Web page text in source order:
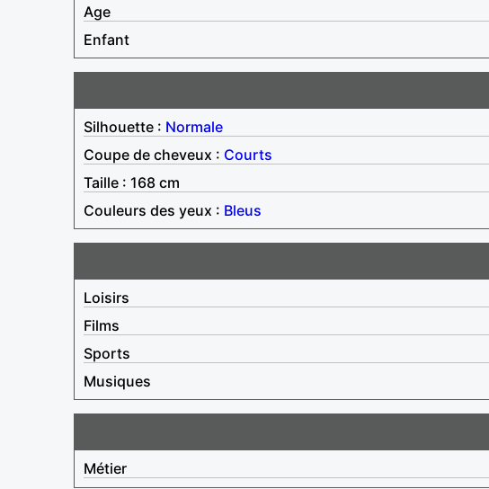
Age
Enfant
Silhouette : Normale
Coupe de cheveux : Courts
Taille : 168 cm
Couleurs des yeux : Bleus
Loisirs
Films
Sports
Musiques
Métier